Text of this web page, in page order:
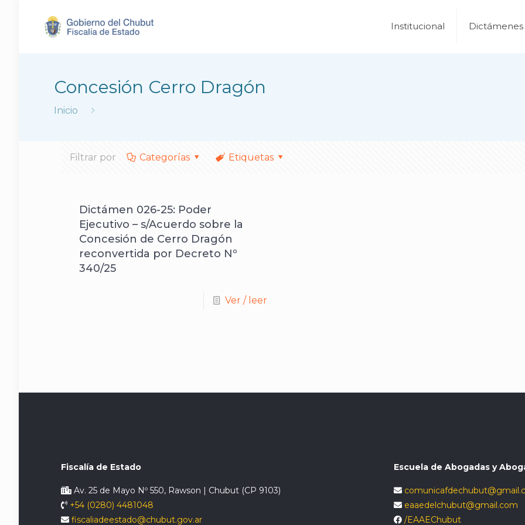
Institucional Dictámenes
Concesión Cerro Dragón
Inicio
Filtrar por Categorías Etiquetas
Dictámen 026-25: Poder
Ejecutivo – s/Acuerdo sobre la
Concesión de Cerro Dragón
reconvertida por Decreto Nº
340/25
Ver / leer
Fiscalía de Estado
Av. 25 de Mayo Nº 550, Rawson | Chubut (CP 9103)
+54 (0280) 4481048
fiscaliadeestado@chubut.gov.ar
Escuela de Abogadas y
eaaedelchubut@gmail.com
/EAAEChubut